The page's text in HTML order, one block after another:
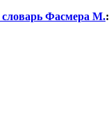
словарь Фасмера М.: